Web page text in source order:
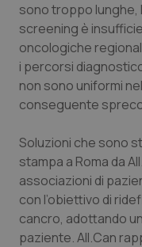
Sardegna
Sicilia
Toscana
Umbria
Valle D’Aosta
Veneto
Malattia di
Neuroscienze
Obesità
Oftalmologia
sono troppo lunghe,
screening è
oncologiche
i percorsi
non sono uniformi
conseguente
Soluzioni che sono
stampa a Roma da
associazioni di
con l’obiettivo di
cancro, adottando
paziente. All.Can